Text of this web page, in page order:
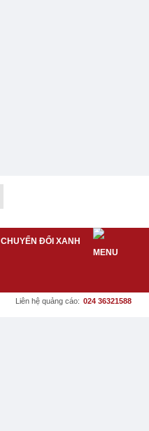
CHUYỂN ĐỔI XANH
Liên hệ quảng cáo: 024 36321588